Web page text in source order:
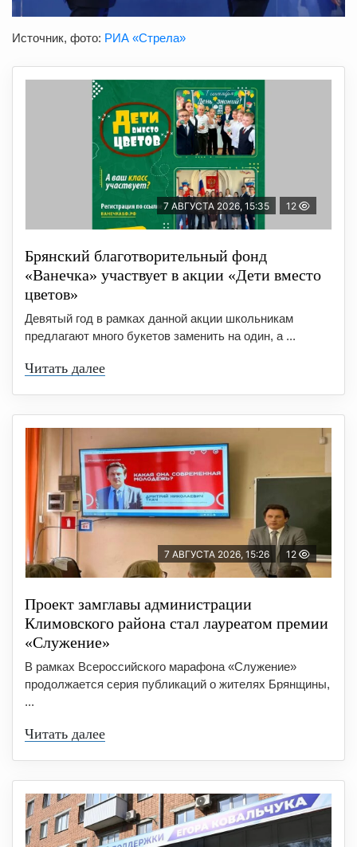
Источник, фото: РИА «Стрела»
7 АВГУСТА 2026, 15:35 12
Брянский благотворительный фонд
«Ванечка» участвует в акции «Дети вместо
цветов»
Девятый год в рамках данной акции школьникам
предлагают много букетов заменить на один, а ...
Читать далее
7 АВГУСТА 2026, 15:26 12
Проект замглавы администрации
Климовского района стал лауреатом премии
«Служение»
В рамках Всероссийского марафона «Служение»
продолжается серия публикаций о жителях Брянщины,
...
Читать далее